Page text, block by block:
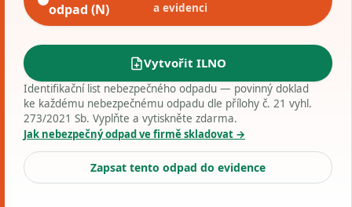
odpad (N)
a evidenci
Vytvořit ILNO
Identifikační list nebezpečného odpadu — povinný doklad
ke každému nebezpečnému odpadu dle přílohy č. 21 vyhl.
273/2021 Sb. Vyplňte a vytiskněte zdarma.
Jak nebezpečný odpad ve firmě skladovat →
Zapsat tento odpad do evidence